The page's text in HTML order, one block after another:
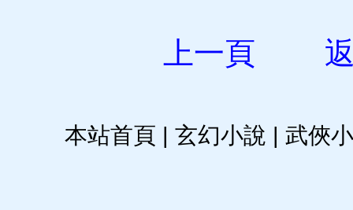
上一頁
本站首頁 | 玄幻小說 | 武俠